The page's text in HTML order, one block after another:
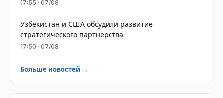
17:55 · 07/08
Узбекистан и США обсудили развитие
стратегического партнерства
17:50 · 07/08
Больше новостей →